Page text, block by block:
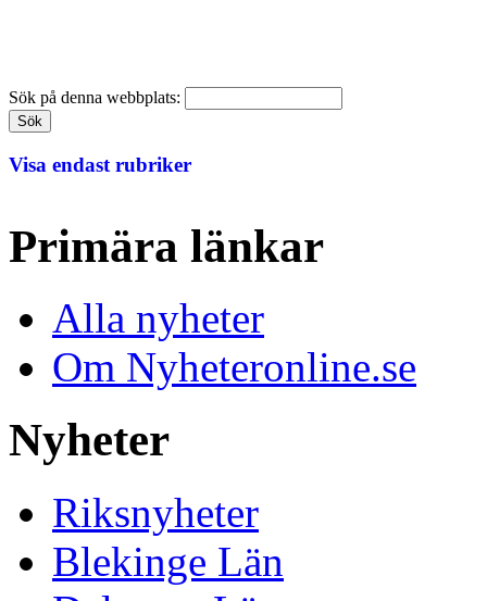
Sök på denna webbplats:
Visa endast rubriker
Primära länkar
Alla nyheter
Om Nyheteronline.se
Nyheter
Riksnyheter
Blekinge Län